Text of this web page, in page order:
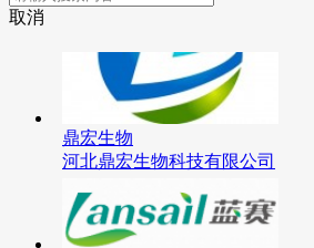
取消
鼎宏生物
河北鼎宏生物科技有限公司